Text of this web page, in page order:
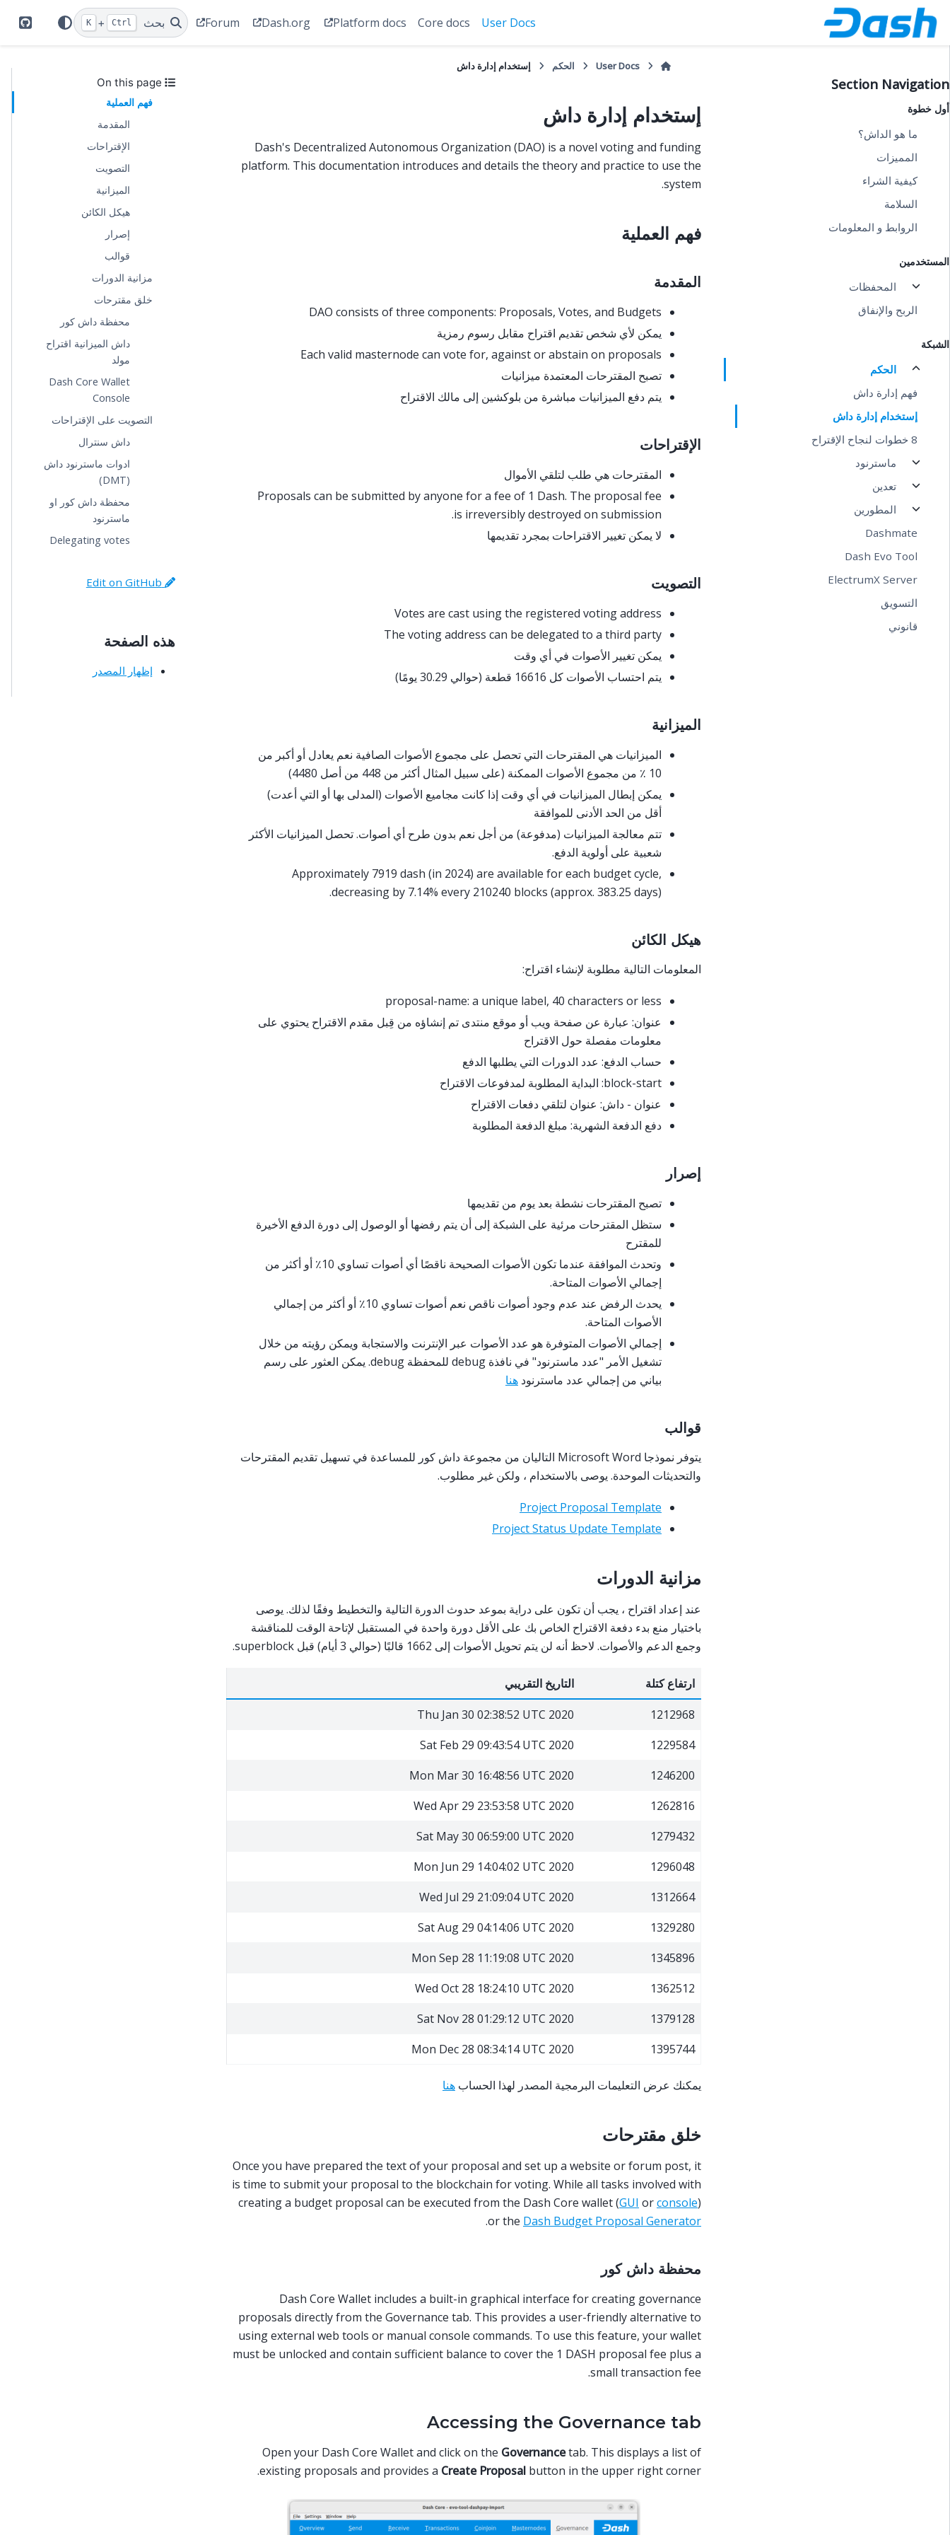
User Docs
Core docs
Platform docs
Dash.org
Forum بحث Ctrl
+
K
Section Navigation
أول خطوة
ما هو الداش؟
المميزات
كيفية الشراء
السلامة
الروابط و المعلومات
المستخدمين
المحفظات
الربح والإنفاق
الشبكة
الحكم
فهم إدارة داش
إستخدام إدارة داش
8 خطوات لنجاح الإقتراح
ماسترنود
تعدين
المطورين
Dashmate
Dash Evo Tool
ElectrumX Server
التسويق
قانوني
User Docs الحكم إستخدام إدارة داش
إستخدام إدارة داش
Dash's Decentralized Autonomous Organization (DAO) is a novel voting and funding
platform. This documentation introduces and details the theory and practice to use the
system.
فهم العملية
المقدمة
DAO consists of three components: Proposals, Votes, and Budgets
يمكن لأي شخص تقديم اقتراح مقابل رسوم رمزية
Each valid masternode can vote for, against or abstain on proposals
تصبح المقترحات المعتمدة ميزانيات
يتم دفع الميزانيات مباشرة من بلوكشين إلى مالك الاقتراح
الإقتراحات
المقترحات هي طلب لتلقي الأموال
Proposals can be submitted by anyone for a fee of 1 Dash. The proposal fee
is irreversibly destroyed on submission.
لا يمكن تغيير الاقتراحات بمجرد تقديمها
التصويت
Votes are cast using the registered voting address
The voting address can be delegated to a third party
يمكن تغيير الأصوات في أي وقت
يتم احتساب الأصوات كل 16616 قطعة (حوالي 30.29 يومًا)
الميزانية
الميزانيات هي المقترحات التي تحصل على مجموع الأصوات الصافية نعم يعادل أو أكبر من
10 ٪ من مجموع الأصوات الممكنة (على سبيل المثال أكثر من 448 من أصل 4480)
يمكن إبطال الميزانيات في أي وقت إذا كانت مجاميع الأصوات (المدلى بها أو التي أعدت)
أقل من الحد الأدنى للموافقة
تتم معالجة الميزانيات (مدفوعة) من أجل نعم بدون طرح أي أصوات. تحصل الميزانيات الأكثر
شعبية على أولوية الدفع.
Approximately 7919 dash (in 2024) are available for each budget cycle,
decreasing by 7.14% every 210240 blocks (approx. 383.25 days).
هيكل الكائن
المعلومات التالية مطلوبة لإنشاء اقتراح:
proposal-name: a unique label, 40 characters or less
عنوان: عبارة عن صفحة ويب أو موقع منتدى تم إنشاؤه من قِبل مقدم الاقتراح يحتوي على
معلومات مفصلة حول الاقتراح
حساب الدفع: عدد الدورات التي يطلبها الدفع
block-start: البداية المطلوبة لمدفوعات الاقتراح
عنوان - داش: عنوان لتلقي دفعات الاقتراح
دفع الدفعة الشهرية: مبلغ الدفعة المطلوبة
إصرار
تصبح المقترحات نشطة بعد يوم من تقديمها
ستظل المقترحات مرئية على الشبكة إلى أن يتم رفضها أو الوصول إلى دورة الدفع الأخيرة
للمقترح
وتحدث الموافقة عندما تكون الأصوات الصحيحة ناقصًا أي أصوات تساوي 10٪ أو أكثر من
إجمالي الأصوات المتاحة.
يحدث الرفض عند عدم وجود أصوات ناقص نعم أصوات تساوي 10٪ أو أكثر من إجمالي
الأصوات المتاحة.
إجمالي الأصوات المتوفرة هو عدد الأصوات عبر الإنترنت والاستجابة ويمكن رؤيته من خلال
تشغيل الأمر "عدد ماسترنود" في نافذة debug للمحفظة debug. يمكن العثور على رسم
بياني من إجمالي عدد ماسترنود هنا
قوالب
يتوفر نموذجا Microsoft Word التاليان من مجموعة داش كور للمساعدة في تسهيل تقديم المقترحات
والتحديثات الموحدة. يوصى بالاستخدام ، ولكن غير مطلوب.
Project Proposal Template
Project Status Update Template
مزانية الدورات
عند إعداد اقتراح ، يجب أن تكون على دراية بموعد حدوث الدورة التالية والتخطيط وفقًا لذلك. يوصى
باختيار منع بدء دفعة الاقتراح الخاص بك على الأقل دورة واحدة في المستقبل لإتاحة الوقت للمناقشة
وجمع الدعم والأصوات. لاحظ أنه لن يتم تحويل الأصوات إلى 1662 قالبًا (حوالي 3 أيام) قبل superblock.
ارتفاع كتلة
التاريخ التقريبي
1212968
Thu Jan 30 02:38:52 UTC 2020
1229584
Sat Feb 29 09:43:54 UTC 2020
1246200
Mon Mar 30 16:48:56 UTC 2020
1262816
Wed Apr 29 23:53:58 UTC 2020
1279432
Sat May 30 06:59:00 UTC 2020
1296048
Mon Jun 29 14:04:02 UTC 2020
1312664
Wed Jul 29 21:09:04 UTC 2020
1329280
Sat Aug 29 04:14:06 UTC 2020
1345896
Mon Sep 28 11:19:08 UTC 2020
1362512
Wed Oct 28 18:24:10 UTC 2020
1379128
Sat Nov 28 01:29:12 UTC 2020
1395744
Mon Dec 28 08:34:14 UTC 2020
يمكنك عرض التعليمات البرمجية المصدر لهذا الحساب هنا
خلق مقترحات
Once you have prepared the text of your proposal and set up a website or forum post, it
is time to submit your proposal to the blockchain for voting. While all tasks involved with
creating a budget proposal can be executed from the Dash Core wallet (GUI orconsole)
or the Dash Budget Proposal Generator
.
محفظة داش كور
Dash Core Wallet includes a built-in graphical interface for creating governance
proposals directly from the Governance tab. This provides a user-friendly alternative to
using external web tools or manual console commands. To use this feature, your wallet
must be unlocked and contain sufficient balance to cover the 1 DASH proposal fee plus a
small transaction fee.
Accessing the Governance tab
Open your Dash Core Wallet and click on the Governancetab. This displays a list of
existing proposals and provides a Create Proposal button in the upper right corner.
فهم العملية
المقدمة
الإقتراحات
التصويت
الميزانية
هيكل الكائن
إصرار
قوالب
مزانية الدورات
خلق مقترحات
محفظة داش كور
داش الميزانية اقتراح
مولد
Dash Core Wallet
Console
التصويت على الإقتراحات
داش سنترال
ادوات ماسترنود داش
(DMT)
محفظة داش كور او
ماسترنود
Delegating votes
هذه الصفحة
إظهار المصدر